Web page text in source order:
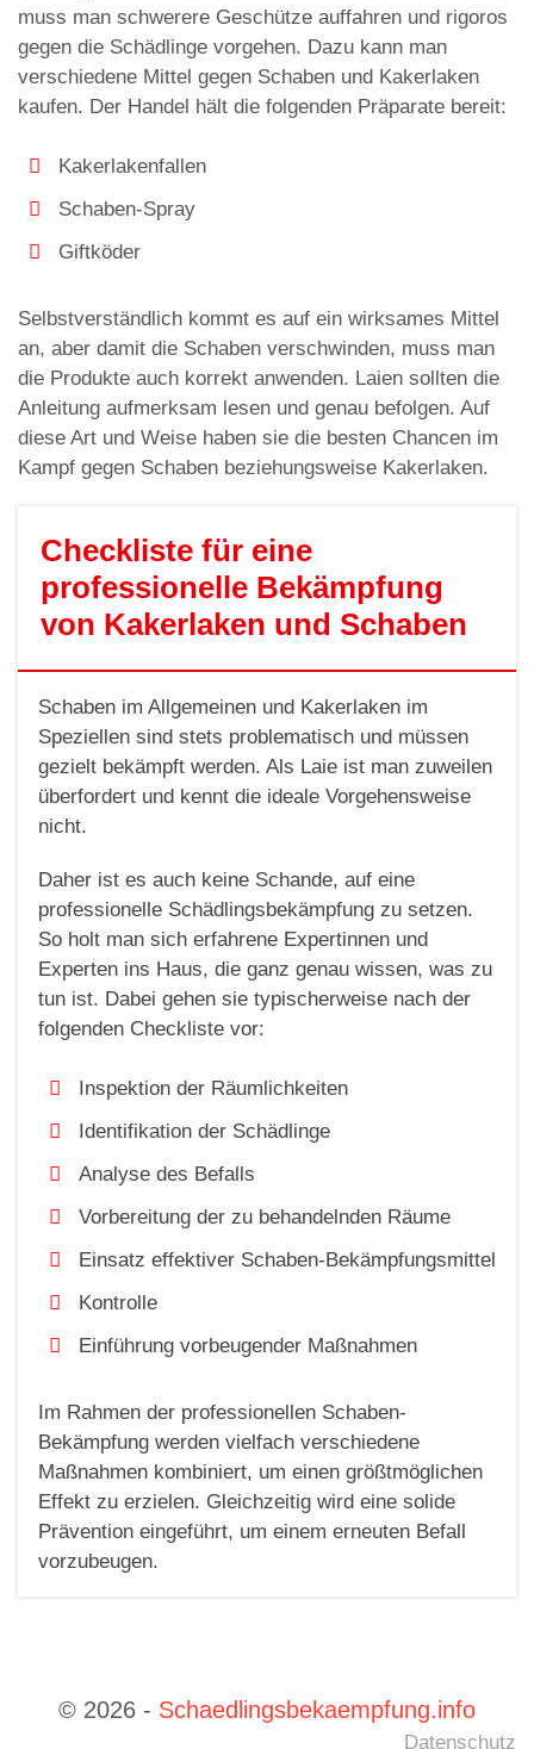
muss man schwerere Geschütze auffahren und rigoros
gegen die Schädlinge vorgehen. Dazu kann man
verschiedene Mittel gegen Schaben und Kakerlaken
kaufen. Der Handel hält die folgenden Präparate bereit:
Kakerlakenfallen
Schaben-Spray
Giftköder
Selbstverständlich kommt es auf ein wirksames Mittel
an, aber damit die Schaben verschwinden, muss man
die Produkte auch korrekt anwenden. Laien sollten die
Anleitung aufmerksam lesen und genau befolgen. Auf
diese Art und Weise haben sie die besten Chancen im
Kampf gegen Schaben beziehungsweise Kakerlaken.
Checkliste für eine
professionelle Bekämpfung
von Kakerlaken und Schaben
Schaben im Allgemeinen und Kakerlaken im
Speziellen sind stets problematisch und müssen
gezielt bekämpft werden. Als Laie ist man zuweilen
überfordert und kennt die ideale Vorgehensweise
nicht.
Daher ist es auch keine Schande, auf eine
professionelle Schädlingsbekämpfung zu setzen.
So holt man sich erfahrene Expertinnen und
Experten ins Haus, die ganz genau wissen, was zu
tun ist. Dabei gehen sie typischerweise nach der
folgenden Checkliste vor:
Inspektion der Räumlichkeiten
Identifikation der Schädlinge
Analyse des Befalls
Vorbereitung der zu behandelnden Räume
Einsatz effektiver Schaben-Bekämpfungsmittel
Kontrolle
Einführung vorbeugender Maßnahmen
Im Rahmen der professionellen Schaben-
Bekämpfung werden vielfach verschiedene
Maßnahmen kombiniert, um einen größtmöglichen
Effekt zu erzielen. Gleichzeitig wird eine solide
Prävention eingeführt, um einem erneuten Befall
vorzubeugen.
© 2026 - Schaedlingsbekaempfung.info
Datenschutz